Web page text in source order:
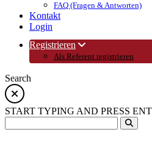
FAQ (Fragen & Antworten)
Kontakt
Login
Registrieren
Als Referent registrieren
Search
START TYPING AND PRESS